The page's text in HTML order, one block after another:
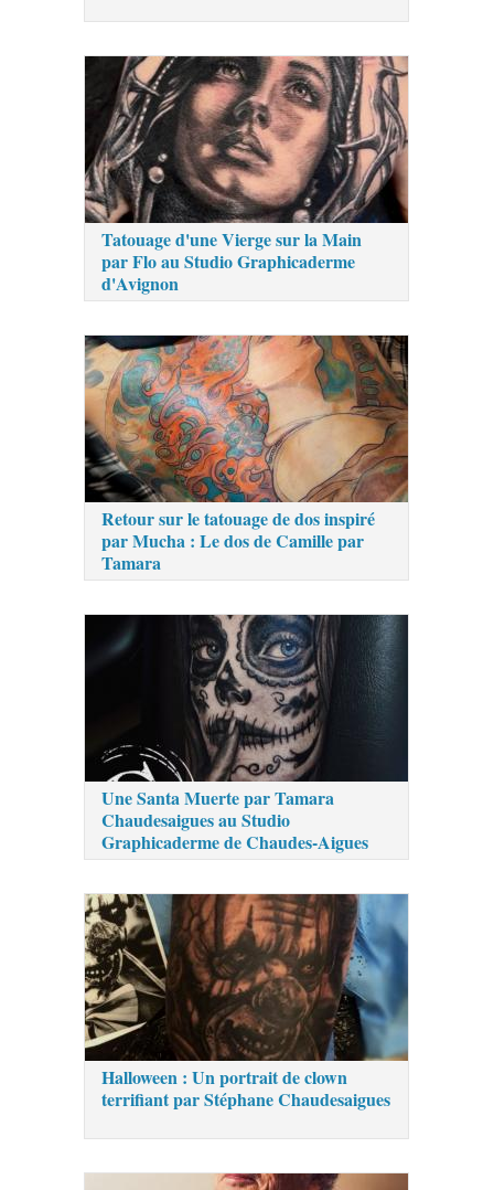
Tatouage d'une Vierge sur la Main
par Flo au Studio Graphicaderme
d'Avignon
Retour sur le tatouage de dos inspiré
par Mucha : Le dos de Camille par
Tamara
Une Santa Muerte par Tamara
Chaudesaigues au Studio
Graphicaderme de Chaudes-Aigues
Halloween : Un portrait de clown
terrifiant par Stéphane Chaudesaigues